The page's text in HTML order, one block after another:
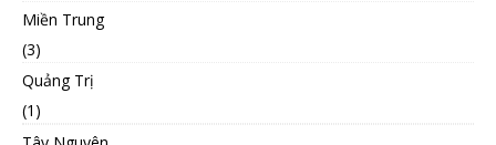
Miền Trung
(3)
Quảng Trị
(1)